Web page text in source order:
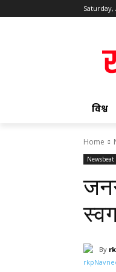
Saturday,
विश्व
Home
Newsbeat
By